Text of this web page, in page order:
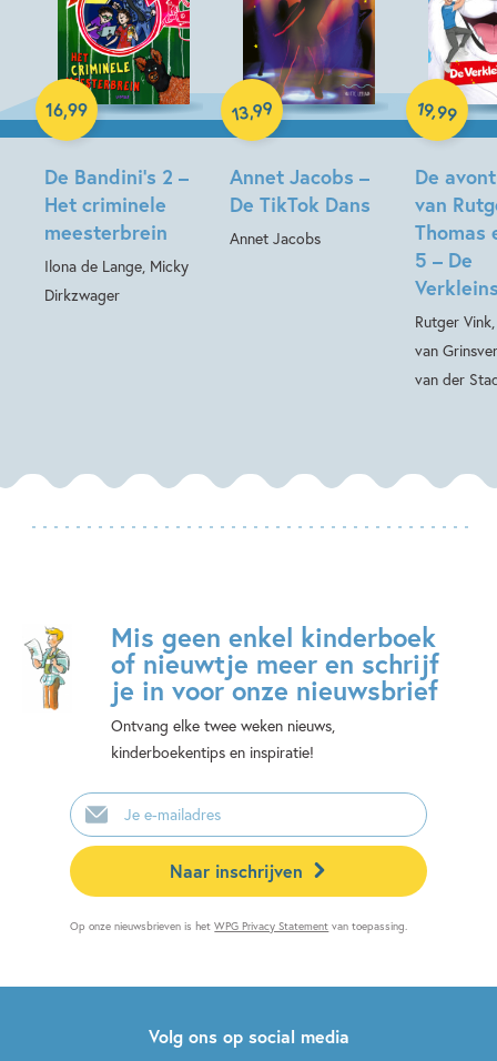
De Bandini’s 2 –
Het criminele
meesterbrein
Ilona de Lange, Micky
Dirkzwager
16,99
Hardcover
Annet Jacobs –
De TikTok Dans
Annet Jacobs
13,99
Hardcover
De
van
Thomas
5 – De
Rutger
van
van der
19,99
Hardcover
Mis geen enkel kinderboek
of nieuwtje meer en schrijf
je in voor onze nieuwsbrief
Ontvang elke twee weken nieuws,
kinderboekentips en inspiratie!
E-
mailadres
Naar inschrijven
Op onze nieuwsbrieven is hetWPG Privacy Statement van toepassing.
Volg ons op social media